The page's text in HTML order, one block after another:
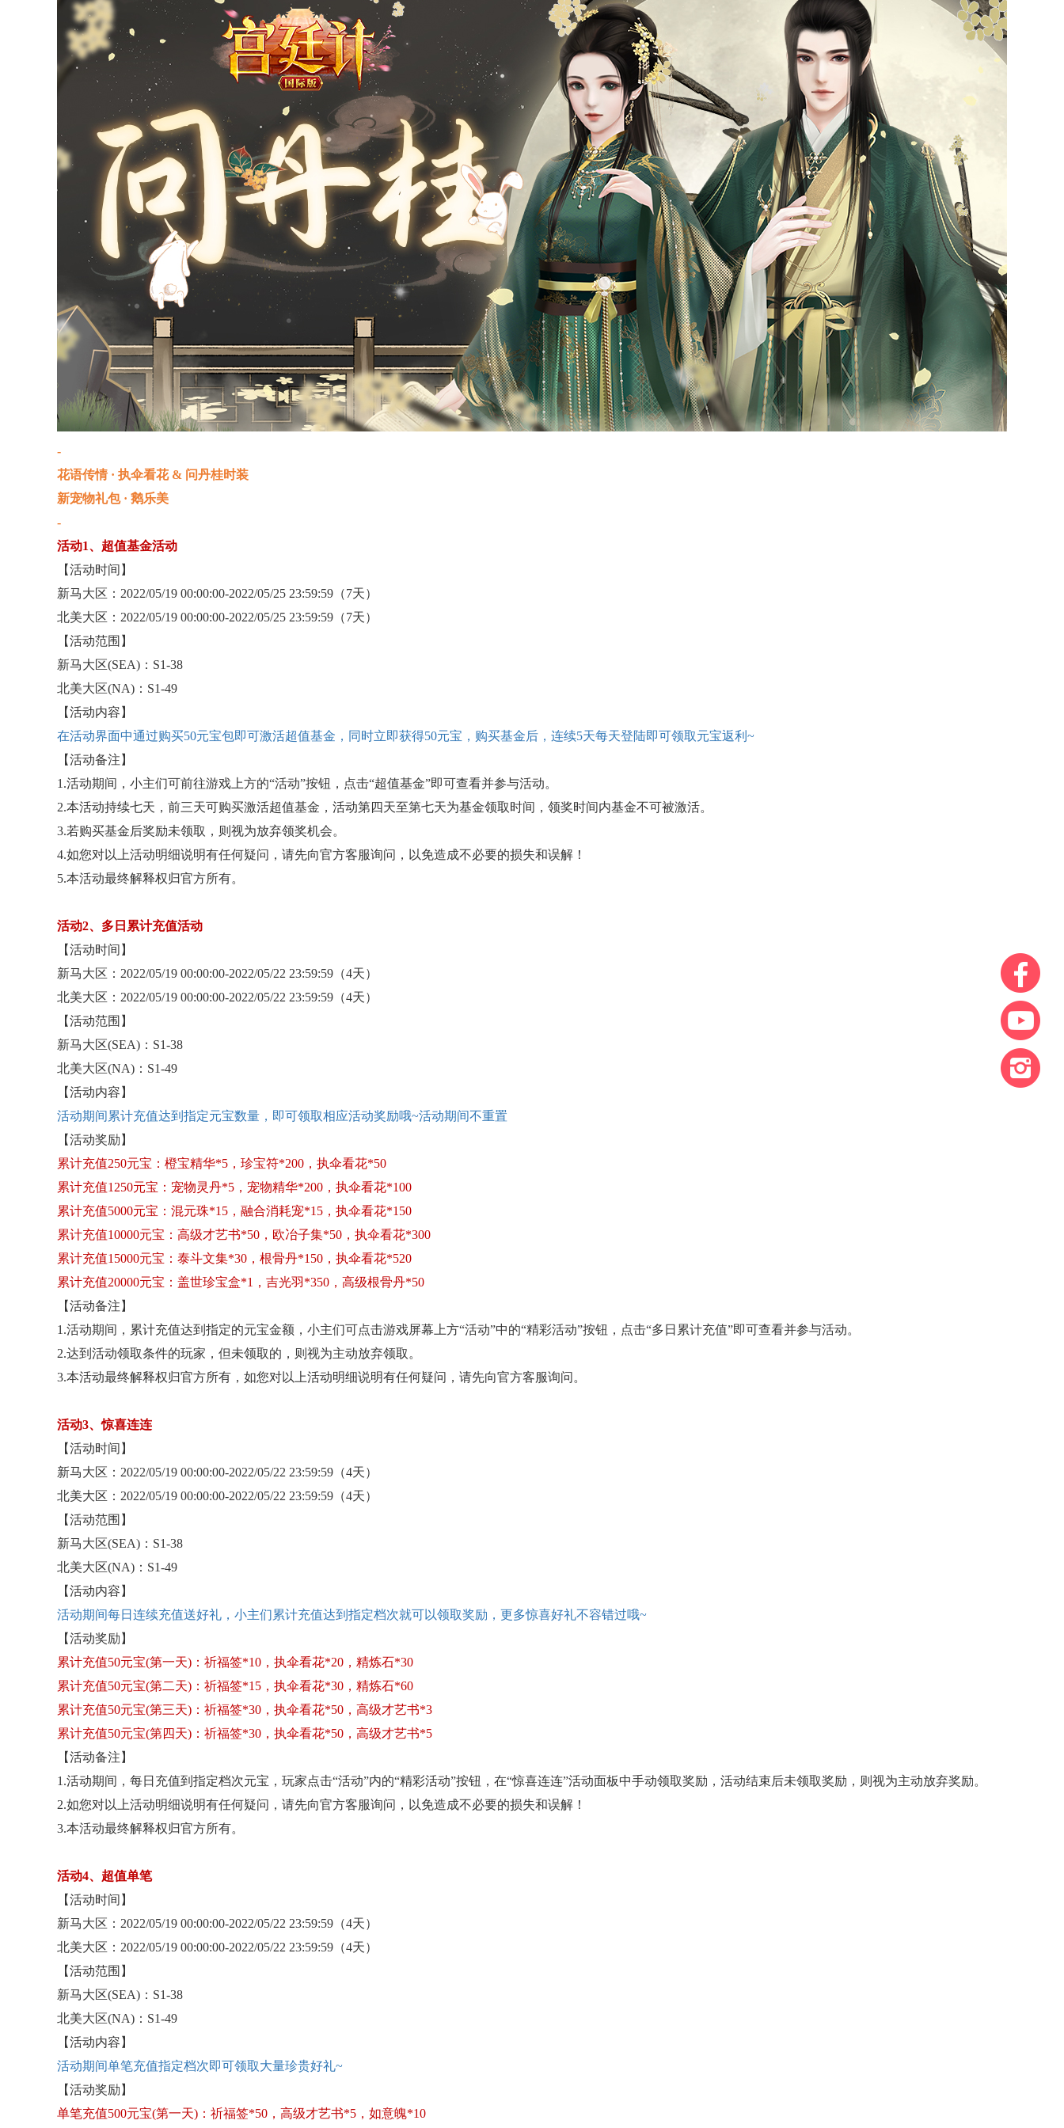
-
花语传情 · 执伞看花 & 问丹桂时装
新宠物礼包 · 鹅乐美
-
活动1、超值基金活动
【活动时间】
新马大区： 2022/05/19 00:00:00-2022/05/25 23:59:59（7天）
北美大区： 2022/05/19 00:00:00-2022/05/25 23:59:59（7天）
【活动范围】
新马大区(SEA)：S1-38
北美大区(NA)：S1-49
【活动内容】
在活动界面中通过购买50元宝包即可激活超值基金，同时立即获得50元宝，购买基金后，连续5天每天登陆即可领取元宝返利~
【活动备注】
1.活动期间，小主们可前往游戏上方的“活动”按钮，点击“超值基金”即可查看并参与活动。
2.本活动持续七天，前三天可购买激活超值基金，活动第四天至第七天为基金领取时间，领奖时间内基金不可被激活。
3.若购买基金后奖励未领取，则视为放弃领奖机会。
4.如您对以上活动明细说明有任何疑问，请先向官方客服询问，以免造成不必要的损失和误解！
5.本活动最终解释权归官方所有。
活动2、多日累计充值活动
【活动时间】
新马大区： 2022/05/19 00:00:00-2022/05/22 23:59:59（4天）
北美大区： 2022/05/19 00:00:00-2022/05/22 23:59:59（4天）
【活动范围】
新马大区(SEA)：S1-38
北美大区(NA)：S1-49
【活动内容】
活动期间累计充值达到指定元宝数量，即可领取相应活动奖励哦~活动期间不重置
【活动奖励】
累计充值250元宝：橙宝精华*5，珍宝符*200，执伞看花*50
累计充值1250元宝：宠物灵丹*5，宠物精华*200，执伞看花*100
累计充值5000元宝：混元珠*15，融合消耗宠*15，执伞看花*150
累计充值10000元宝：高级才艺书*50，欧冶子集*50，执伞看花*300
累计充值15000元宝：泰斗文集*30，根骨丹*150，执伞看花*520
累计充值20000元宝：盖世珍宝盒*1，吉光羽*350，高级根骨丹*50
【活动备注】
1.活动期间，累计充值达到指定的元宝金额，小主们可点击游戏屏幕上方“活动”中的“精彩活动”按钮，点击“多日累计充值”即可查看并参与活动。
2.达到活动领取条件的玩家，但未领取的，则视为主动放弃领取。
3.本活动最终解释权归官方所有，如您对以上活动明细说明有任何疑问，请先向官方客服询问。
活动3、惊喜连连
【活动时间】
新马大区： 2022/05/19 00:00:00-2022/05/22 23:59:59（4天）
北美大区： 2022/05/19 00:00:00-2022/05/22 23:59:59（4天）
【活动范围】
新马大区(SEA)：S1-38
北美大区(NA)：S1-49
【活动内容】
活动期间每日连续充值送好礼，小主们累计充值达到指定档次就可以领取奖励，更多惊喜好礼不容错过哦~
【活动奖励】
累计充值50元宝(第一天)：祈福签*10，执伞看花*20，精炼石*30
累计充值50元宝(第二天)：祈福签*15，执伞看花*30，精炼石*60
累计充值50元宝(第三天)：祈福签*30，执伞看花*50，高级才艺书*3
累计充值50元宝(第四天)：祈福签*30，执伞看花*50，高级才艺书*5
【活动备注】
1.活动期间，每日充值到指定档次元宝，玩家点击“活动”内的“精彩活动”按钮，在“惊喜连连”活动面板中手动领取奖励，活动结束后未领取奖励，则视为主动放弃奖励。
2.如您对以上活动明细说明有任何疑问，请先向官方客服询问，以免造成不必要的损失和误解！
3.本活动最终解释权归官方所有。
活动4、超值单笔
【活动时间】
新马大区： 2022/05/19 00:00:00-2022/05/22 23:59:59（4天）
北美大区： 2022/05/19 00:00:00-2022/05/22 23:59:59（4天）
【活动范围】
新马大区(SEA)：S1-38
北美大区(NA)：S1-49
【活动内容】
活动期间单笔充值指定档次即可领取大量珍贵好礼~
【活动奖励】
单笔充值500元宝(第一天)：祈福签*50，高级才艺书*5，如意魄*10